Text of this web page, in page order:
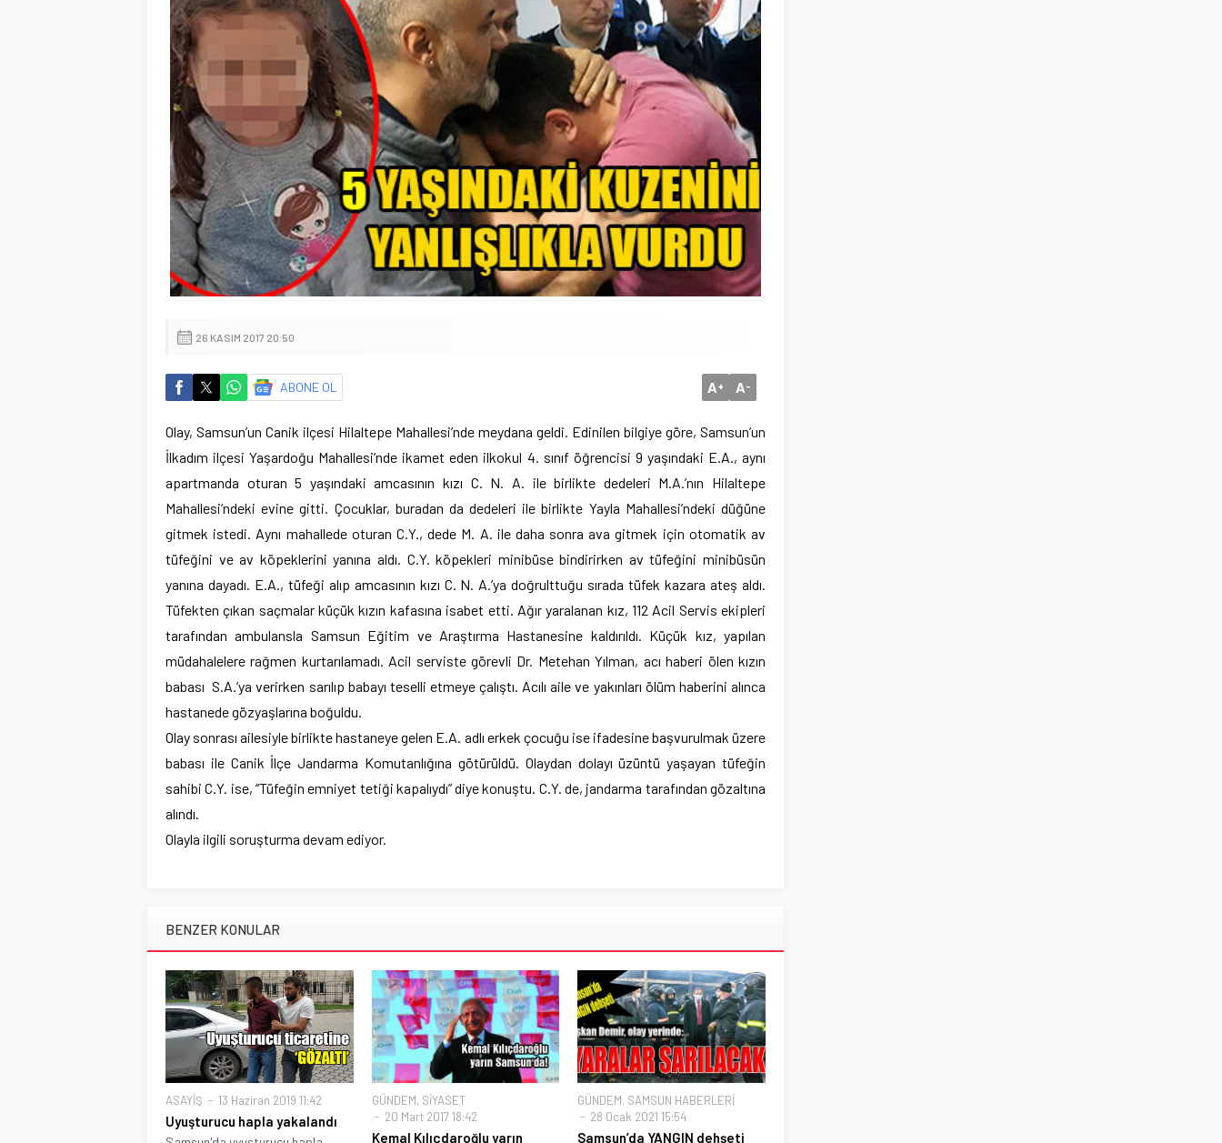
26 KASIM 2017 20:50
ABONE OL A+ A-
Olay, Samsun’un Canik ilçesi Hilaltepe Mahallesi’nde meydana geldi. Edinilen bilgiye göre, Samsun’un
İlkadım ilçesi Yaşardoğu Mahallesi’nde ikamet eden ilkokul 4. sınıf öğrencisi 9 yaşındaki E.A., aynı
apartmanda oturan 5 yaşındaki amcasının kızı C. N. A. ile birlikte dedeleri M.A.’nın Hilaltepe
Mahallesi’ndeki evine gitti. Çocuklar, buradan da dedeleri ile birlikte Yayla Mahallesi’ndeki düğüne
gitmek istedi. Aynı mahallede oturan C.Y., dede M. A. ile daha sonra ava gitmek için otomatik av
tüfeğini ve av köpeklerini yanına aldı. C.Y. köpekleri minibüse bindirirken av tüfeğini minibüsün
yanına dayadı. E.A., tüfeği alıp amcasının kızı C. N. A.’ya doğrulttuğu sırada tüfek kazara ateş aldı.
Tüfekten çıkan saçmalar küçük kızın kafasına isabet etti. Ağır yaralanan kız, 112 Acil Servis ekipleri
tarafından ambulansla Samsun Eğitim ve Araştırma Hastanesine kaldırıldı. Küçük kız, yapılan
müdahalelere rağmen kurtarılamadı. Acil serviste görevli Dr. Metehan Yılman, acı haberi ölen kızın
babası S.A.’ya verirken sarılıp babayı teselli etmeye çalıştı. Acılı aile ve yakınları ölüm haberini alınca
hastanede gözyaşlarına boğuldu.
Olay sonrası ailesiyle birlikte hastaneye gelen E.A. adlı erkek çocuğu ise ifadesine başvurulmak üzere
babası ile Canik İlçe Jandarma Komutanlığına götürüldü. Olaydan dolayı üzüntü yaşayan tüfeğin
sahibi C.Y. ise, “Tüfeğin emniyet tetiği kapalıydı” diye konuştu. C.Y. de, jandarma tarafından gözaltına
alındı.
Olayla ilgili soruşturma devam ediyor.
BENZER KONULAR
ASAYİŞ 13 Haziran 2019 11:42
Uyuşturucu hapla yakalandı
GÜNDEM, SİYASET
20 Mart 2017 18:42
Kemal Kılıçdaroğlu yarın
GÜNDEM, SAMSUN HABERLERİ
28 Ocak 2021 15:54
Samsun’da YANGIN dehşeti